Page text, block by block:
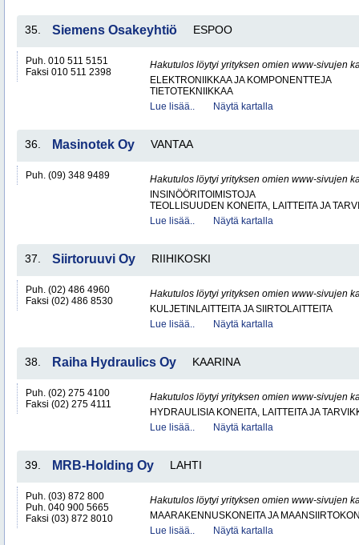
35. Siemens Osakeyhtiö ESPOO
Puh. 010 511 5151
Faksi 010 511 2398
Hakutulos löytyi yrityksen omien www-sivujen
ELEKTRONIIKKAA JA KOMPONENTTEJA
TIETOTEKNIIKKAA
Lue lisää..
Näytä kartalla
36. Masinotek Oy VANTAA
Puh. (09) 348 9489
Hakutulos löytyi yrityksen omien www-sivujen
INSINÖÖRITOIMISTOJA
TEOLLISUUDEN KONEITA, LAITTEITA JA
Lue lisää..
Näytä kartalla
37. Siirtoruuvi Oy RIIHIKOSKI
Puh. (02) 486 4960
Faksi (02) 486 8530
Hakutulos löytyi yrityksen omien www-sivujen
KULJETINLAITTEITA JA SIIRTOLAITTEITA
Lue lisää..
Näytä kartalla
38. Raiha Hydraulics Oy KAARINA
Puh. (02) 275 4100
Faksi (02) 275 4111
Hakutulos löytyi yrityksen omien www-sivujen
HYDRAULISIA KONEITA, LAITTEITA JA
Lue lisää..
Näytä kartalla
39. MRB-Holding Oy LAHTI
Puh. (03) 872 800
Puh. 040 900 5665
Faksi (03) 872 8010
Hakutulos löytyi yrityksen omien www-sivujen
MAARAKENNUSKONEITA JA
Lue lisää..
Näytä kartalla